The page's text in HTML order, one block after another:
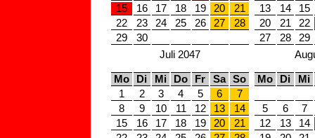
15
16 17 18 19 20
21
22
23 24 25 26 27
28
29
30
13
14
15
20
21
22
27
28
29
Juli 2047
Mo Di Mi Do Fr Sa
So
1
2 3 4 5 6
7
8
9 10 11 12 13
14
15
16 17 18 19 20
21
Mo Di Mi
5 6
7
12
13
14